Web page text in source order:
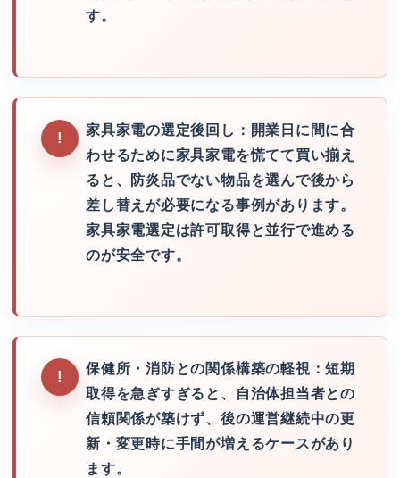
す。
家具家電の選定後回し：開業日に間に合
わせるために家具家電を慌てて買い揃え
ると、防炎品でない物品を選んで後から
差し替えが必要になる事例があります。
家具家電選定は許可取得と並行で進める
のが安全です。
保健所・消防との関係構築の軽視：短期
取得を急ぎすぎると、自治体担当者との
信頼関係が築けず、後の運営継続中の更
新・変更時に手間が増えるケースがあり
ます。